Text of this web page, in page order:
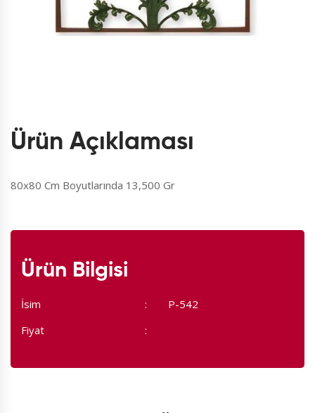
Ürün Açıklaması
80x80 Cm Boyutlarında 13,500 Gr
Ürün Bilgisi
İsim
Fiyat
P-542